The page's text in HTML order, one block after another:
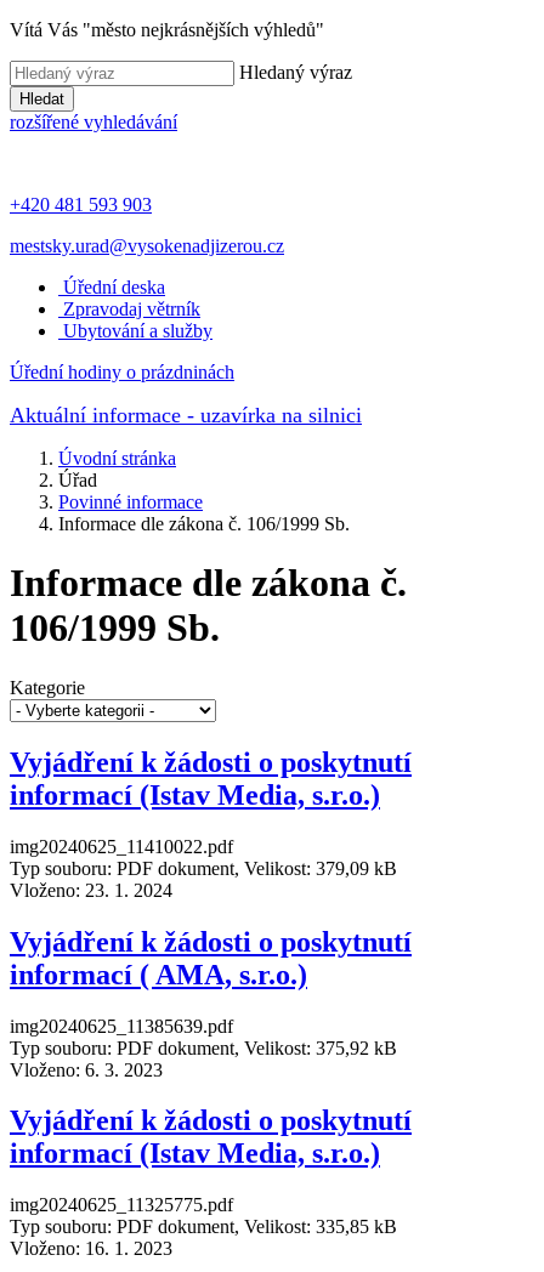
Vítá Vás "město nejkrásnějších výhledů"
Hledaný výraz
Hledat
rozšířené vyhledávání
+420 481 593 903
mestsky.urad@vysokenadjizerou.cz
Úřední deska
Zpravodaj větrník
Ubytování a služby
Úřední hodiny o prázdninách
Aktuální informace - uzavírka na silnici
Úvodní stránka
Úřad
Povinné informace
Informace dle zákona č. 106/1999 Sb.
Informace dle zákona č.
106/1999 Sb.
Kategorie
Vyjádření k žádosti o poskytnutí
informací (Istav Media, s.r.o.)
img20240625_11410022.pdf
Typ souboru: PDF dokument, Velikost: 379,09 kB
Vloženo: 23. 1. 2024
Vyjádření k žádosti o poskytnutí
informací ( AMA, s.r.o.)
img20240625_11385639.pdf
Typ souboru: PDF dokument, Velikost: 375,92 kB
Vloženo: 6. 3. 2023
Vyjádření k žádosti o poskytnutí
informací (Istav Media, s.r.o.)
img20240625_11325775.pdf
Typ souboru: PDF dokument, Velikost: 335,85 kB
Vloženo: 16. 1. 2023